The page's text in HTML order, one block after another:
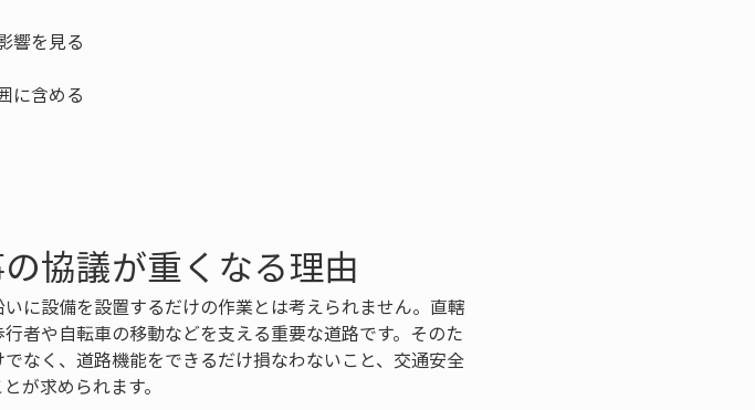
協議が重くなる理由
に設備を設置するだけの作業とは考えられません。直轄
者や自転車の移動などを支える重要な道路です。そのた
なく、道路機能をできるだけ損なわないこと、交通安全
が求められます。